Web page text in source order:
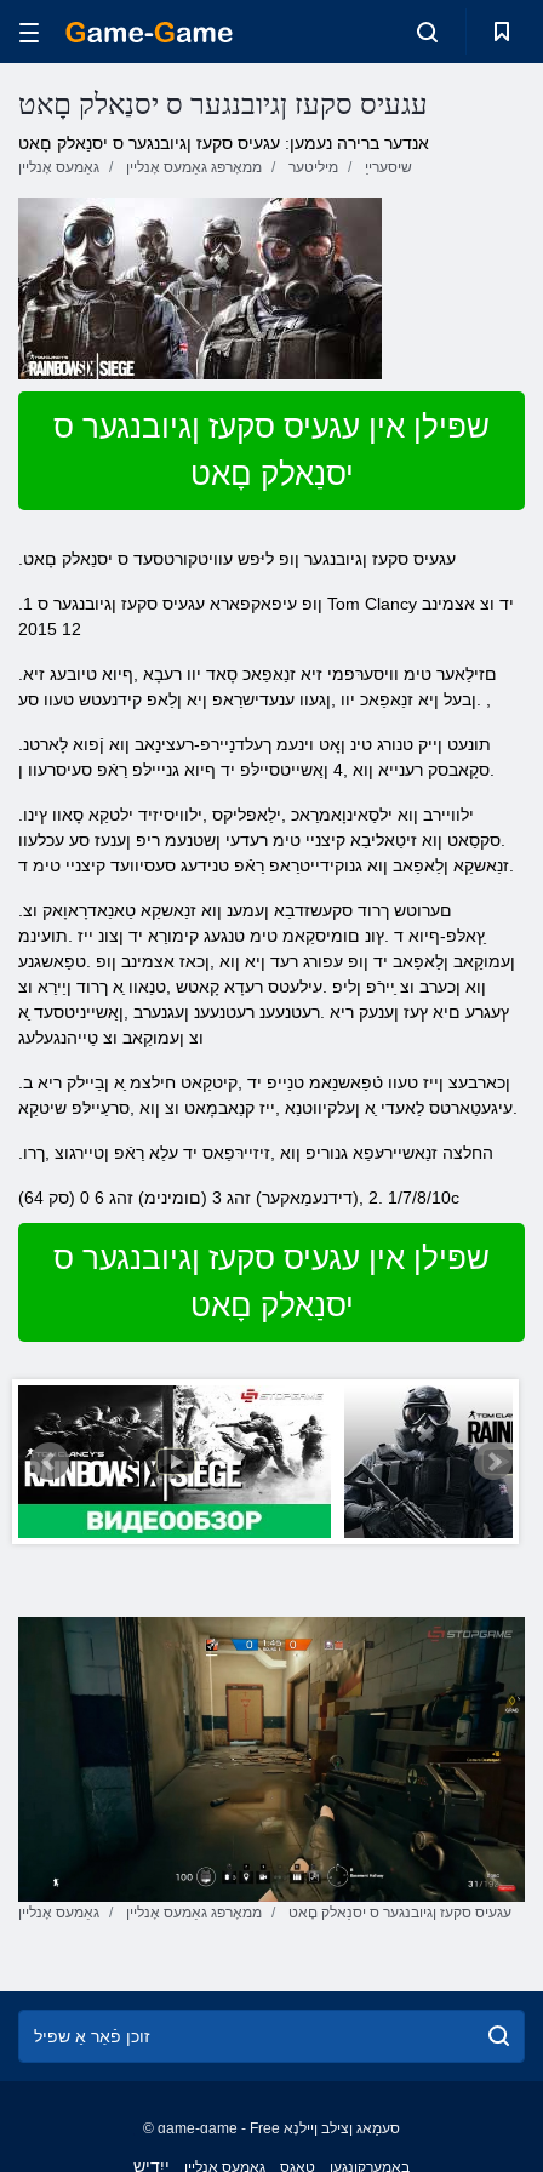
עגעיס סקעז ןגיובנגער ס יסנַאלק םָאט
אנדער ברירה נעמען: עגעיס סקעז ןגיובנגער ס יסנַאלק םָאט
גאַמעס אָנליין ממאָרפּג גאַמעס אָנליין מיליטער שיסערייַ
שפּילן אין עגעיס סקעז ןגיובנגער ס
יסנַאלק םָאט
.עגעיס סקעז ןגיובנגער ןופ ליּפש עוויטקורטסעד ס יסנַאלק םָאט
.1​​ ןופ עיפאקפארא עגעיס סקעז ןגיובנגער ס Tom Clancy יד וצ אצמינב
12 2015
.סקָאבסק רענייא ןוא ,4 ןַאשייטסיילּפ יד ףיוא גנייילּפ רַאֿפ סעיסרעוו ן
.סקסַאט ןוא זיטַאליבַא קיצניי טימ רעדעי ןשטנעמ ריפ ןענעז סע עכלעוו
.זנַאשקַא ןלַאפַאב ןוא גנוקידייטרַאפ רַאֿפ טנידעג סעסיוועד קיצניי טימ ד
ץַאלּפ-ףיוא ד .ץונ םומיסקַאמ טימ טנגעג קימורַא יד ןצונ ייז .תועינמ
ןעמוקַאב ןלַאפַאב יד​​ ןופ עּפורג רעד ןיא ןוא ,ןכאז אצמינב ןופ .טפַאשגנע
ןוא ןכערב וצ ַיירֿפ ןליפ .עילעטס רעדָא קָאטש ,טנַאוו ַא ךרוד ןַיירַא וצ
ץעגרע םיא ץעז ןענעק ריא .רעטנעענ רעטנעענ ןעגנערב ,ןַאשייניטסעד ַא
וצ ןעמוקַאב וצ טַייהנגעלעג
.עיגעטַארטס לַאעדי ַא ןעלקיווטנַא ,ייז קנַאבמָאט וצ ןוא ,סרעַיילּפ שיטקַא
.החלצה זנַאשיירעּפַא גנוריפ ןוא ,זיזיירּפַאס יד עלַא רַאֿפ ןטיירגוצ ,ךרו
(64 סק) 1/7/8/10 .2 ,(דידנעמַאקער) זהג 3 (םומינימ) זהג 6 0c
שפּילן אין עגעיס סקעז ןגיובנגער ס
יסנַאלק םָאט
גאַמעס אָנליין ממאָרפּג גאַמעס אָנליין עגעיס סקעז ןגיובנגער ס יסנַאלק םָאט
© game-game - Free סעמַאג ןצילב ןיילנָא
ייִדישEnglish
גאַמעס אָנליין טאַגס באַמערקונגען